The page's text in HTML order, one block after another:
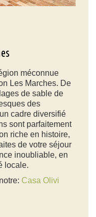
méconnue
Les Marches. De
de sable de
des
cadre diversifié
sont parfaitement
riche en histoire,
de votre séjour
inoubliable, en
locale.
Casa Olivi